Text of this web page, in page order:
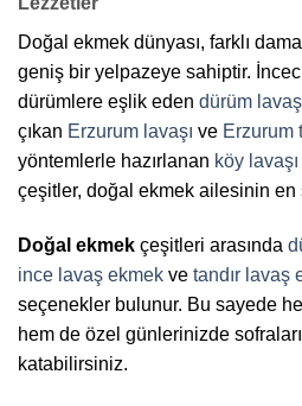
Doğal ekmek dünyası, farklı
geniş bir yelpazeye sahiptir.
dürümlere eşlik eden dürüm
çıkan Erzurum lavaşı ve Erzurum
yöntemlerle hazırlanan köy lavaşı
çeşitler, doğal ekmek ailesinin
Doğal ekmek çeşitleri arasında
ince lavaş ekmek ve tandır lavaş
seçenekler bulunur. Bu sayede
hem de özel günlerinizde
katabilirsiniz.